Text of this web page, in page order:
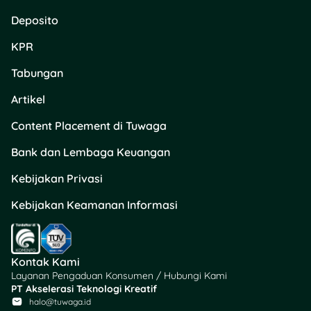
Lagi
d. LinkAja
Di beranda, pilih
Keuangan.
Pilih menuMulti
Tagihan.
Pilih
lalu masukkan
nomor kontrak
Cek detail tagihan,
lalu klikKonfirmasi
jika data sudah
Deposito
KPR
Tabungan
Artikel
Content Placement di Tuwaga
Bank dan Lembaga Keuangan
Kebijakan Privasi
Kebijakan Keamanan Informasi
Kontak Kami
Layanan Pengaduan Konsumen / Hubungi Kami
PT Akselerasi Teknologi Kreatif
halo@tuwaga.id